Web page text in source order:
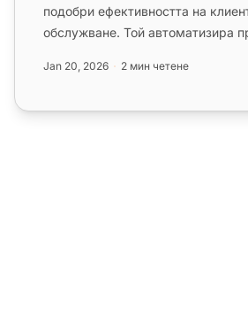
подобри ефективността на
обслужване. Той автоматизира
Jan 20, 2026 2 мин четене